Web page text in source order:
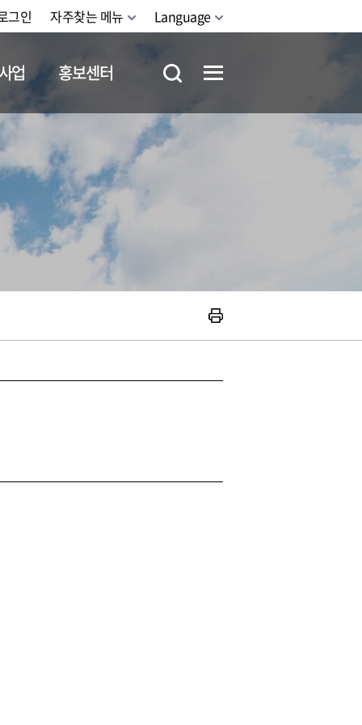
그인 자주찾는 메뉴 Language
업 홍보센터